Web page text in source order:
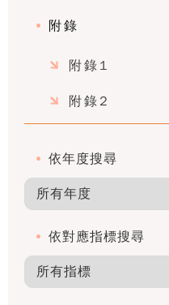
附錄
附錄1
附錄2
依年度搜尋
依對應指標搜尋